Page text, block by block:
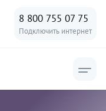
8 800 755 07 75
Подключить интернет